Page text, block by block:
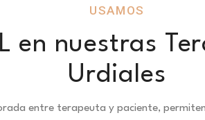
USAMOS
en nuestras
Urdiales
entre terapeuta y paciente,